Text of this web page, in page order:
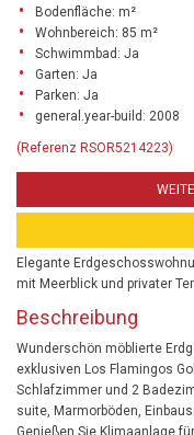
Bodenfläche: m²
Wohnbereich: 85 m²
Schwimmbad: Ja
Garten: Ja
Parken: Ja
general.year-build: 2008
(Referenz RSOR5214223)
Elegante
mit Meerblick und privater
Beschreibung
Wunderschön möblierte
exklusiven Los Flamingos
Schlafzimmer und 2
suite, Marmorböden,
Genießen Sie Klimaanlage